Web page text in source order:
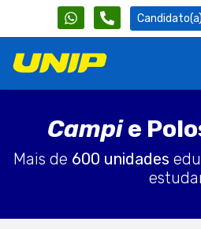
Candidato(a)
Campie
Mais de 600 unidades